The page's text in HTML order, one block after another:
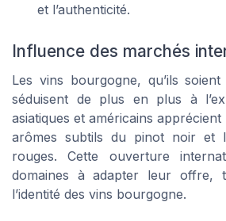
et l’authenticité.
Influence des marchés
Les vins bourgogne, qu’ils
séduisent de plus en plus à
asiatiques et américains
arômes subtils du pinot noir et
rouges. Cette ouverture
domaines à adapter leur offre,
l’identité des vins bourgogne.